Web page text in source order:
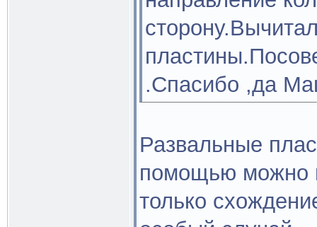
.Спасибо ,да
Развальные
помощью можно
только